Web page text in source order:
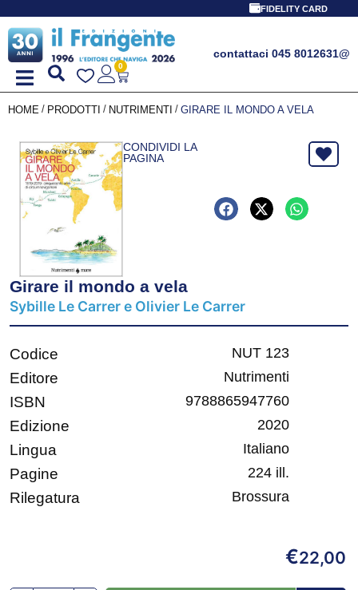
FIDELITY CARD
contattaci 045 8012631@
0
HOME / PRODOTTI / NUTRIMENTI / GIRARE IL MONDO A VELA
CONDIVIDI LA
PAGINA
Girare il mondo a vela
Sybille Le Carrer e Olivier Le Carrer
Codice NUT 123
Editore Nutrimenti
ISBN 9788865947760
Edizione 2020
Lingua Italiano
Pagine 224 ill.
Rilegatura Brossura
€22,00